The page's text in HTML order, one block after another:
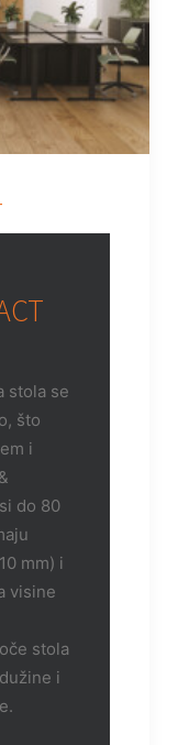
stola se
što
i
do 80
mm) i
visine
stola
i